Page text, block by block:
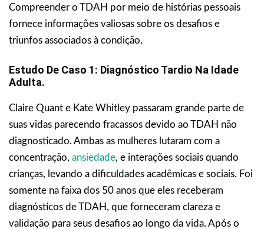
Compreender o TDAH por meio de histórias pessoais
fornece informações valiosas sobre os desafios e
triunfos associados à condição.
Estudo De Caso 1: Diagnóstico Tardio Na Idade
Adulta.
Claire Quant e Kate Whitley passaram grande parte de
suas vidas parecendo fracassos devido ao TDAH não
diagnosticado. Ambas as mulheres lutaram com a
concentração, ansiedade, e interações sociais quando
crianças, levando a dificuldades acadêmicas e sociais. Foi
somente na faixa dos 50 anos que eles receberam
diagnósticos de TDAH, que forneceram clareza e
validação para seus desafios ao longo da vida. Após o